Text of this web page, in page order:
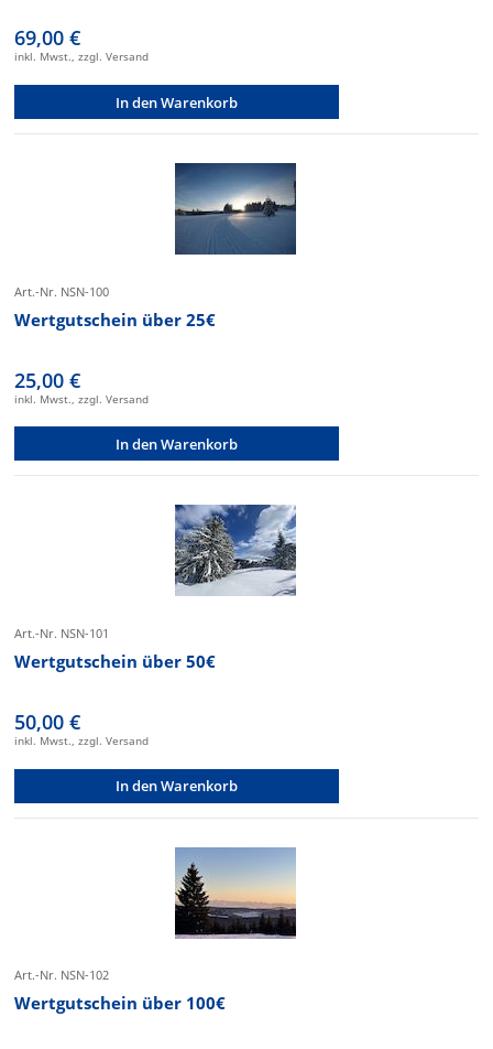
69,00 €
inkl. Mwst., zzgl. Versand
In den Warenkorb
Art.-Nr. NSN-100
Wertgutschein über 25€
25,00 €
inkl. Mwst., zzgl. Versand
In den Warenkorb
Art.-Nr. NSN-101
Wertgutschein über 50€
50,00 €
inkl. Mwst., zzgl. Versand
In den Warenkorb
Art.-Nr. NSN-102
Wertgutschein über 100€